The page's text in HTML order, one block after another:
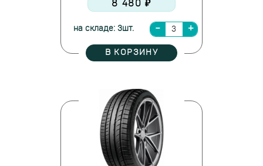
8 480 ₽
на складе: 3шт.
В КОРЗИНУ